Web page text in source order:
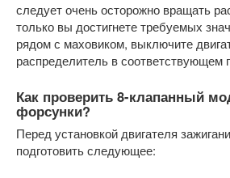
следует очень осторожно вращать
только вы достигнете требуемых
рядом с маховиком, выключите
распределитель в соответствующем
Как проверить 8-клапанный
форсунки?
Перед установкой двигателя
подготовить следующее: